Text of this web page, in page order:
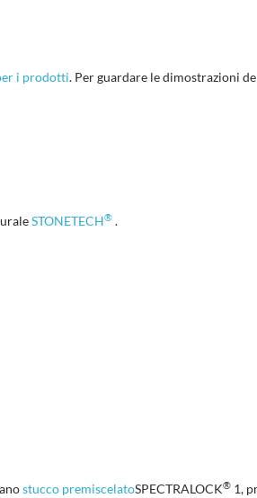
i prodotti. Per guardare le dimostrazioni
STONETECH® .
stucco premiscelatoSPECTRALOCK® 1,